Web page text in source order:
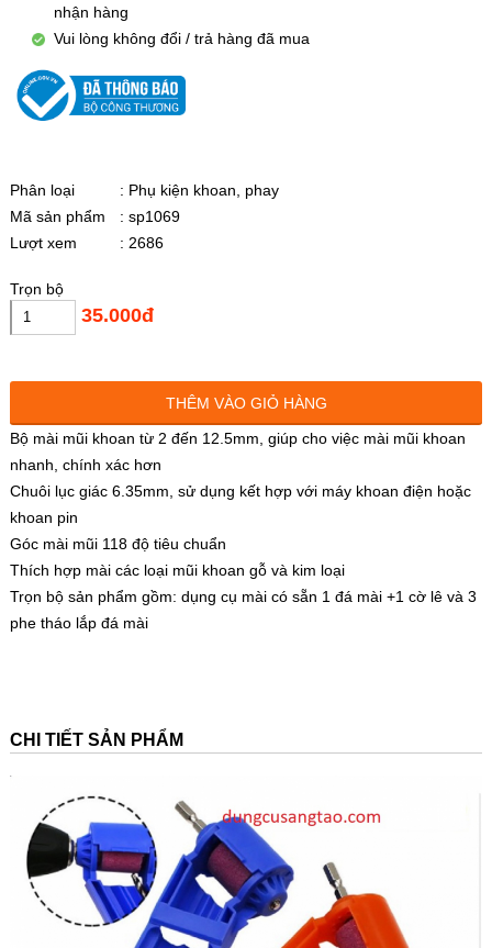
nhận hàng
Vui lòng không đổi / trả hàng đã mua
Phân loại
: Phụ kiện khoan, phay
Mã sản phẩm
: sp1069
Lượt xem
: 2686
Trọn bộ
35.000đ
THÊM VÀO GIỎ HÀNG
Bộ mài mũi khoan từ 2 đến 12.5mm, giúp cho việc mài mũi khoan
nhanh, chính xác hơn
Chuôi lục giác 6.35mm, sử dụng kết hợp với máy khoan điện hoặc
khoan pin
Góc mài mũi 118 độ tiêu chuẩn
Thích hợp mài các loại mũi khoan gỗ và kim loại
Trọn bộ sản phẩm gồm: dụng cụ mài có sẵn 1 đá mài +1 cờ lê và 3
phe tháo lắp đá mài
CHI TIẾT SẢN PHẨM